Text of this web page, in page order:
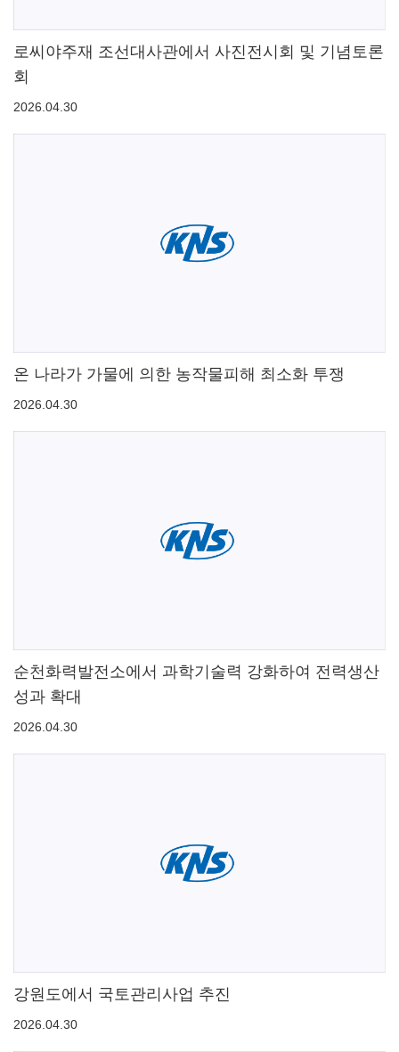
로씨야주재 조선대사관에서 사진전시회 및 기념토론
회
2026.04.30
온 나라가 가물에 의한 농작물피해 최소화 투쟁
2026.04.30
순천화력발전소에서 과학기술력 강화하여 전력생산
성과 확대
2026.04.30
강원도에서 국토관리사업 추진
2026.04.30